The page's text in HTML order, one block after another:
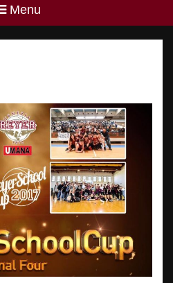
Menu